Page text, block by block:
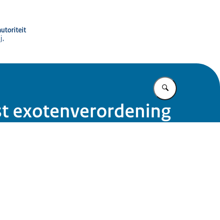
Vul in wat u
exotenverordening